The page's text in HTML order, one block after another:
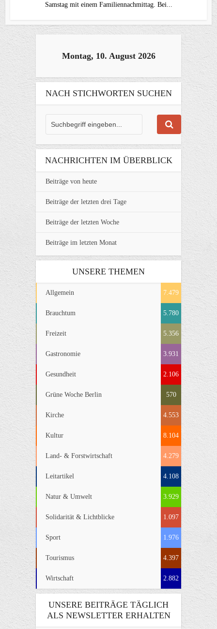
Samstag mit einem Familiennachmittag. Bei...
Montag, 10. August 2026
NACH STICHWORTEN SUCHEN
NACHRICHTEN IM ÜBERBLICK
Beiträge von heute
Beiträge der letzten drei Tage
Beiträge der letzten Woche
Beiträge im letzten Monat
UNSERE THEMEN
Allgemein 7.479
Brauchtum 5.780
Freizeit 5.356
Gastronomie 3.931
Gesundheit 2.106
Grüne Woche Berlin 570
Kirche 4.553
Kultur 8.104
Land- & Forstwirtschaft 4.279
Leitartikel 4.108
Natur & Umwelt 3.929
Solidarität & Lichtblicke 1.097
Sport 1.976
Tourismus 4.397
Wirtschaft 2.882
UNSERE BEITRÄGE TÄGLICH
ALS NEWSLETTER ERHALTEN